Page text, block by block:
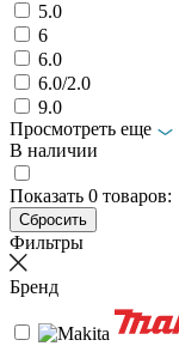
5.0
6
6.0
6.0/2.0
9.0
Просмотреть еще
В наличии
Показать 0 товаров:
Фильтры
Бренд